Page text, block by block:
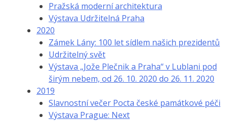
Pražská moderní architektura
Výstava Udržitelná Praha
2020
Zámek Lány: 100 let sídlem našich prezidentů
Udržitelný svět
Výstava „Jože Plečnik a Praha“ v Lublani pod
širým nebem, od 26. 10. 2020 do 26. 11. 2020
2019
Slavnostní večer Pocta české památkové péči
Výstava Prague: Next